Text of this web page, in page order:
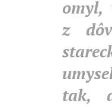
omyl,
z
tak,